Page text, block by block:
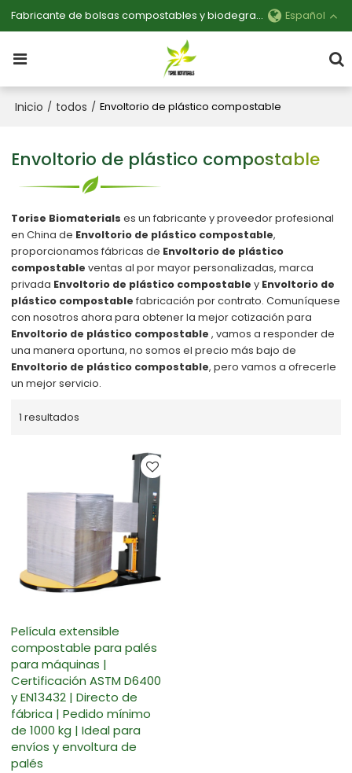
Fabricante de bolsas compostables y biodegradables personalizables Español
Inicio / todos / Envoltorio de plástico compostable
Envoltorio de plástico compostable
Torise Biomaterials es un fabricante y proveedor profesional
en China de Envoltorio de plástico compostable,
proporcionamos fábricas de Envoltorio de plástico
compostable ventas al por mayor personalizadas, marca
privada Envoltorio de plástico compostable y Envoltorio de
plástico compostable fabricación por contrato. Comuníquese
con nosotros ahora para obtener la mejor cotización para
Envoltorio de plástico compostable , vamos a responder de
una manera oportuna, no somos el precio más bajo de
Envoltorio de plástico compostable, pero vamos a ofrecerle
un mejor servicio.
1 resultados
Película extensible
compostable para palés
para máquinas |
Certificación ASTM D6400
y EN13432 | Directo de
fábrica | Pedido mínimo
de 1000 kg | Ideal para
envíos y envoltura de
palés